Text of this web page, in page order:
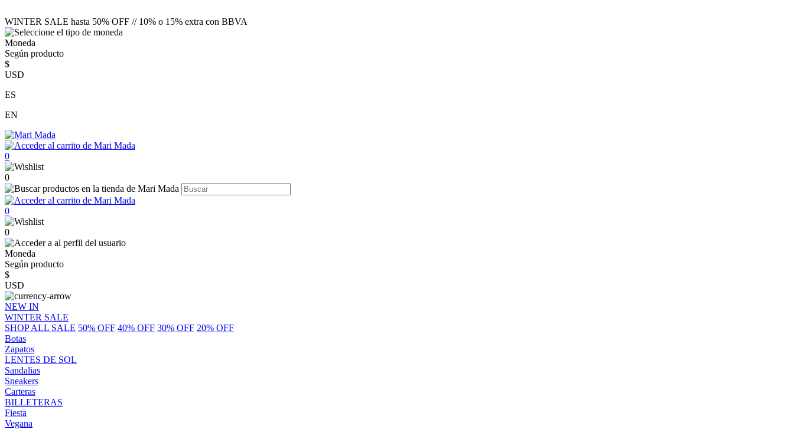
WINTER SALE hasta 50% OFF // 10% o 15% extra con BBVA
Moneda
Según producto
$
USD
ES
EN
0
0
0
0
Moneda
Según producto
$
USD
NEW IN
WINTER SALE
SHOP ALL SALE 50% OFF 40% OFF 30% OFF 20% OFF
Botas
Zapatos
LENTES DE SOL
Sandalias
Sneakers
Carteras
BILLETERAS
Fiesta
Vegana